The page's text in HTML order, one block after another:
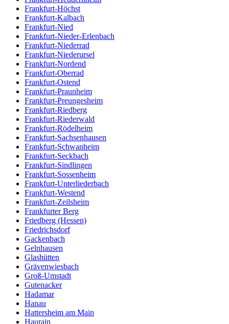
Frankfurt-Höchst
Frankfurt-Kalbach
Frankfurt-Nied
Frankfurt-Nieder-Erlenbach
Frankfurt-Niederrad
Frankfurt-Niederursel
Frankfurt-Nordend
Frankfurt-Oberrad
Frankfurt-Ostend
Frankfurt-Praunheim
Frankfurt-Preungesheim
Frankfurt-Riedberg
Frankfurt-Riederwald
Frankfurt-Rödelheim
Frankfurt-Sachsenhausen
Frankfurt-Schwanheim
Frankfurt-Seckbach
Frankfurt-Sindlingen
Frankfurt-Sossenheim
Frankfurt-Unterliederbach
Frankfurt-Westend
Frankfurt-Zeilsheim
Frankfurter Berg
Friedberg (Hessen)
Friedrichsdorf
Gackenbach
Gelnhausen
Glashütten
Grävenwiesbach
Groß-Umstadt
Gutenacker
Hadamar
Hanau
Hattersheim am Main
Haurain